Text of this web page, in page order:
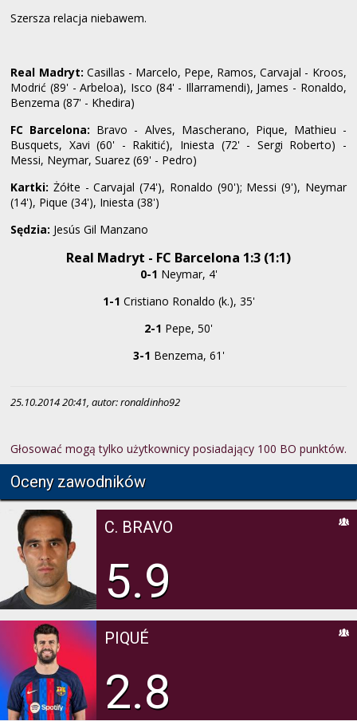
Szersza relacja niebawem.
Real Madryt: Casillas - Marcelo, Pepe, Ramos, Carvajal - Kroos,
Modrić (89' - Arbeloa), Isco (84' - Illarramendi), James - Ronaldo,
Benzema (87' - Khedira)
FC Barcelona: Bravo - Alves, Mascherano, Pique, Mathieu -
Busquets, Xavi (60' - Rakitić), Iniesta (72' - Sergi Roberto) -
Messi, Neymar, Suarez (69' - Pedro)
Kartki: Żółte - Carvajal (74'), Ronaldo (90'); Messi (9'), Neymar
(14'), Pique (34'), Iniesta (38')
Sędzia: Jesús Gil Manzano
Real Madryt - FC Barcelona 1:3 (1:1)
0-1 Neymar, 4'
1-1 Cristiano Ronaldo (k.), 35'
2-1 Pepe, 50'
3-1 Benzema, 61'
25.10.2014 20:41, autor: ronaldinho92
Głosować mogą tylko użytkownicy posiadający 100 BO punktów.
Oceny zawodników
C. BRAVO
5.9
PIQUÉ
2.8